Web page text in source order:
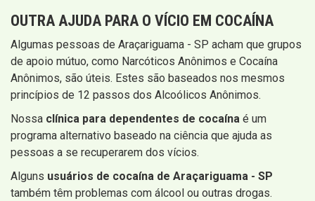
OUTRA AJUDA PARA O VÍCIO EM COCAÍNA
Algumas pessoas de Araçariguama - SP acham que grupos
de apoio mútuo, como Narcóticos Anônimos e Cocaína
Anônimos, são úteis. Estes são baseados nos mesmos
princípios de 12 passos dos Alcoólicos Anônimos.
Nossa clínica para dependentes de cocaína é um
programa alternativo baseado na ciência que ajuda as
pessoas a se recuperarem dos vícios.
Alguns usuários de cocaína de Araçariguama - SP
também têm problemas com álcool ou outras drogas.